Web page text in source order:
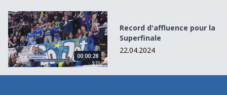
Record d&#039;affluence pour la Superfinale
00:00:28
Record d'affluence pour la
Superfinale
22.04.2024